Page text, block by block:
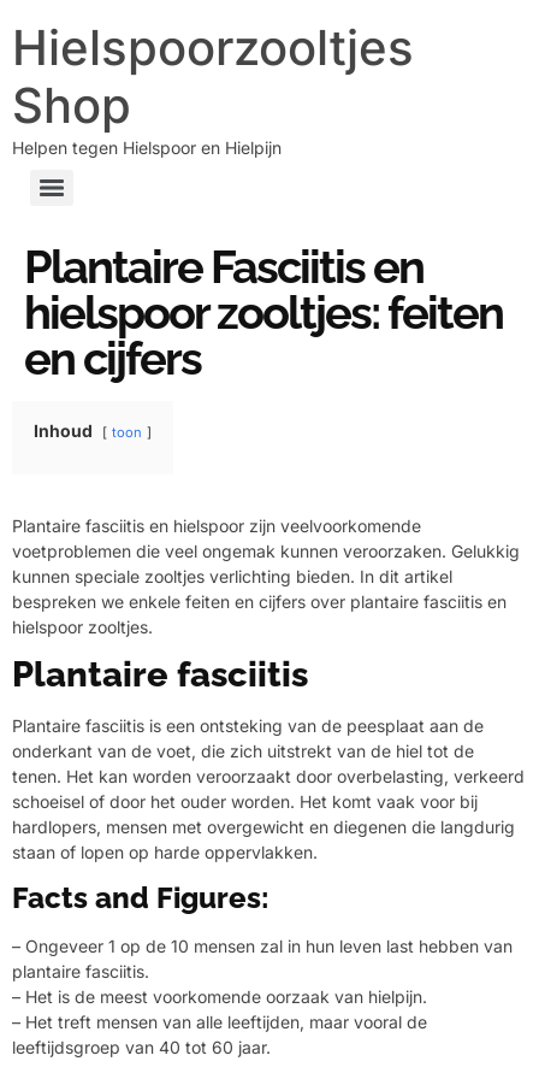
Hielspoorzooltjes
Shop
Helpen tegen Hielspoor en Hielpijn
Plantaire Fasciitis en
hielspoor zooltjes: feiten
en cijfers
Inhoud toon
Plantaire fasciitis en hielspoor zijn veelvoorkomende
voetproblemen die veel ongemak kunnen veroorzaken. Gelukkig
kunnen speciale zooltjes verlichting bieden. In dit artikel
bespreken we enkele feiten en cijfers over plantaire fasciitis en
hielspoor zooltjes.
Plantaire fasciitis
Plantaire fasciitis is een ontsteking van de peesplaat aan de
onderkant van de voet, die zich uitstrekt van de hiel tot de
tenen. Het kan worden veroorzaakt door overbelasting, verkeerd
schoeisel of door het ouder worden. Het komt vaak voor bij
hardlopers, mensen met overgewicht en diegenen die langdurig
staan of lopen op harde oppervlakken.
Facts and Figures:
– Ongeveer 1 op de 10 mensen zal in hun leven last hebben van
plantaire fasciitis.
– Het is de meest voorkomende oorzaak van hielpijn.
– Het treft mensen van alle leeftijden, maar vooral de
leeftijdsgroep van 40 tot 60 jaar.